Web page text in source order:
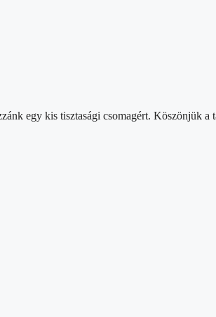
egy kis tisztasági csomagért. Köszönjük a